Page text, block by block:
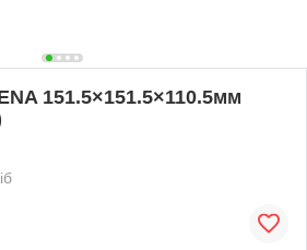
151.5×151.5×110.5мм